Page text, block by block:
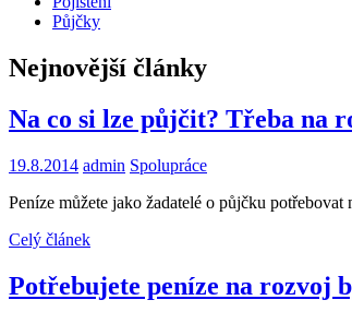
Půjčky
Nejnovější články
Na co si lze půjčit? Třeba na
19.8.2014 admin Spolupráce
Peníze můžete jako žadatelé o půjčku
Celý článek
Potřebujete peníze na rozvoj